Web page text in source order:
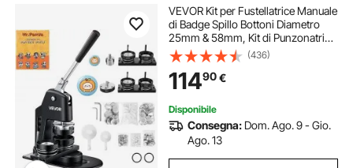
VEVOR Kit per Fustellatrice Manuale
di Badge Spillo Bottoni Diametro
25mm & 58mm, Kit di Punzonatrice
Manuale in Lega di Alluminio per
Badge Spillo Regalo Fai-da-te
Accessori Completi Modelli Rotondi
(436)
11490€
Disponibile
Consegna: Dom. Ago. 9 - Gio.
Ago. 13